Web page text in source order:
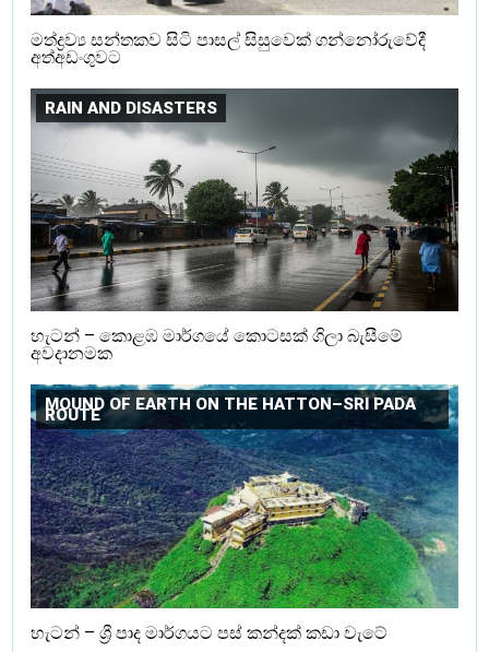
මත්ද්‍රව්‍ය සන්තකව සිටි පාසල් සිසුවෙක් ගන්නෝරුවේදී
අත්අඩංගුවට
RAIN AND DISASTERS
හැටන් – කොළඹ මාර්ගයේ කොටසක් ගිලා බැසීමේ
අවදානමක
MOUND OF EARTH ON THE HATTON–SRI PADA
ROUTE
හැටන් – ශ්‍රී පාද මාර්ගයට පස් කන්දක් කඩා වැටේ